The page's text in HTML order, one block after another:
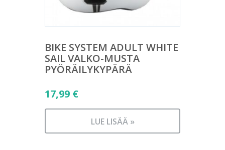
BIKE SYSTEM ADULT WHITE
SAIL VALKO-MUSTA
PYÖRÄILYKYPÄRÄ
17,99 €
LUE LISÄÄ »